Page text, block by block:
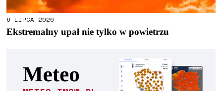
6 LIPCA 2026
Ekstremalny upał nie tylko w powietrzu